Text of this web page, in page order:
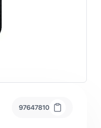
97647810